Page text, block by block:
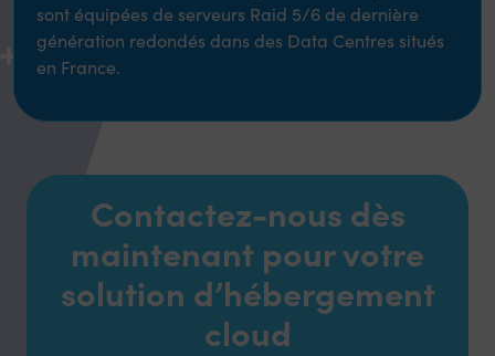
sont équipées de serveurs Raid 5/6 de dernière
génération redondés dans des Data Centres situés
en France.
Contactez-nous dès
maintenant pour votre
solution d’hébergement
cloud